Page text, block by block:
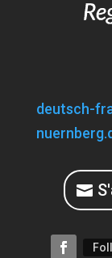
deutsch-